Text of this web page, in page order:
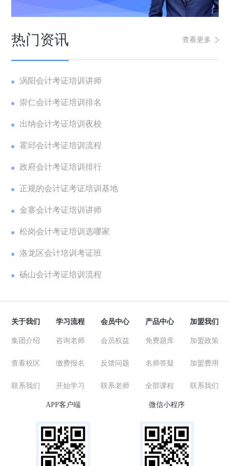
热门资讯 查看更多
涡阳会计考证培训讲师
崇仁会计考证培训排名
出纳会计考证培训夜校
霍邱会计考证培训流程
政府会计考证培训排行
正规的会计证考证培训基地
金寨会计考证培训讲师
松岗会计考证培训选哪家
洛龙区会计培训考证班
砀山会计考证培训流程
关于我们
集团介绍
查看校区
联系我们
学习流程
咨询老师
缴费报名
开始学习
会员中心
会员权益
反馈问题
联系老师
产品中心
免费题库
名师答疑
全部课程
加盟我们
加盟政策
加盟费用
联系我们
APP客户端 微信小程序